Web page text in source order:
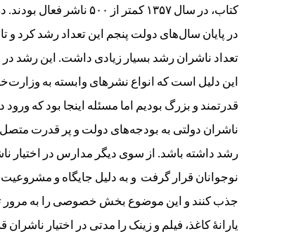
تعداد ناشران رشد بسیار زیادی داشت. این رشد
این دلیل است که انواع نشرهای وابسته به
قدرتمند و بزرگ بودیم اما مسئله اینجا بود که
ناشران دولتی به بودجه‌های دولت و پر قدرت
رشد داشته باشد. از سوی دیگر مدارس در اختیار
نوجوانان قرار گرفت و به دلیل جایگاه و
یارانۀ کاغذ، فیلم و زینک را مدتی در اختیار